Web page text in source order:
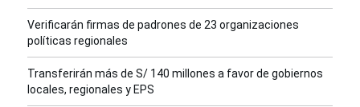
Verificarán firmas de padrones de 23 organizaciones
políticas regionales
Transferirán más de S/ 140 millones a favor de gobiernos
locales, regionales y EPS